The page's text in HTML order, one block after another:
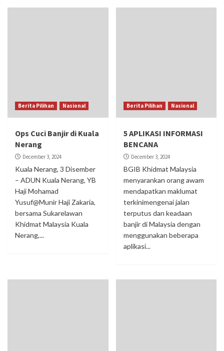
Berita Pilihan Nasional
Ops Cuci Banjir di Kuala
Nerang
December 3, 2024
Kuala Nerang, 3 Disember
– ADUN Kuala Nerang, YB
Haji Mohamad
Yusuf@Munir Haji Zakaria,
bersama Sukarelawan
Khidmat Malaysia Kuala
Nerang,...
Berita Pilihan Nasional
5 APLIKASI INFORMASI
BENCANA
December 3, 2024
BGIB Khidmat Malaysia
menyarankan orang awam
mendapatkan maklumat
terkinimengenai jalan
terputus dan keadaan
banjir di Malaysia dengan
menggunakan beberapa
aplikasi...